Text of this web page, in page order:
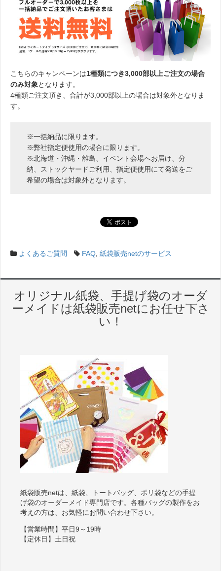
こちらのキャンペーンは1種類につき3,000部以上ご注文の場合
のみ対象となります。
4種類ご注文頂き、合計が3,000部以上の場合は対象外となりま
す。
※一括納品に限ります。
※弊社指定便使用の場合に限ります。
※北海道・沖縄・離島、イベント会場へお届け、分
納、ストックヤードご利用、指定便使用にて発送をご
希望の場合は対象外となります。
よくあるご質問 FAQ 紙袋販売netのサービス
オリジナル紙袋、手提げ袋のオーダ
ーメイドは紙袋販売netにお任せ下さ
い！
紙袋販売netは、紙袋、トートバッグ、ポリ袋などの手提
げ袋のオーダーメイド専門店です。各種バッグの製作をお
考えの方は、お気軽にお問い合わせ下さい。
【営業時間】平日9～19時
【定休日】土日祝